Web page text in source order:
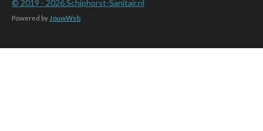
© 2019 - 2026Schiphorst-Sanitair.nl
Powered by JouwWeb